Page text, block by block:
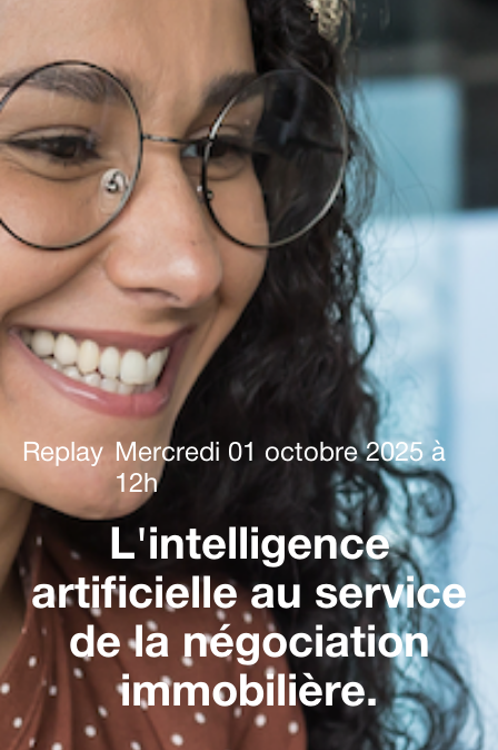
Replay
Mercredi 01 octobre 2025 à
12h
L'intelligence
artificielle au service
de la négociation
immobilière.